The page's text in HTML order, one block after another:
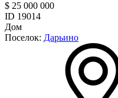
$ 25 000 000
ID 19014
Дом
Поселок: Дарьино